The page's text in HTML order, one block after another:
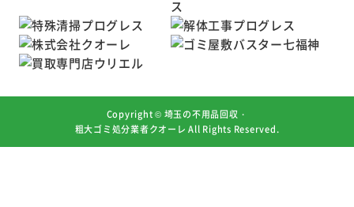
Copyright © 埼玉の不用品回収・
粗大ゴミ処分業者クオーレ All Rights Reserved.